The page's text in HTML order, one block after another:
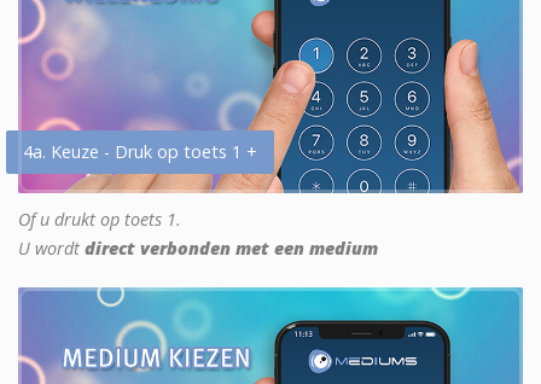
4a. Keuze - Druk op toets 1 +
Of u drukt op toets 1.
U wordt direct verbonden met een medium